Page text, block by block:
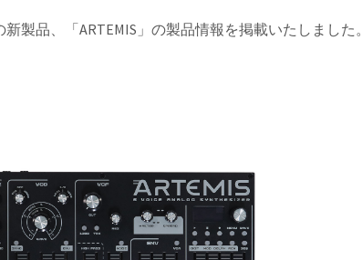
新製品、「ARTEMIS」の製品情報を掲載いたしました。